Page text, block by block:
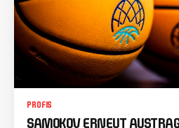
PROFIS
SAMOKOV ERNEUT